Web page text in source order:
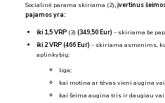
Socialinė parama skiriama (2), įvertinus
pajamos yra:
iki 1,5 VRP (3) (349,50 Eur) – skiriama be
iki 2 VRP (466 Eur) – skiriama asmenims,
aplinkybių:
liga;
kai motina ar tėvas vieni augina
kai šeima augina tris ir daugiau